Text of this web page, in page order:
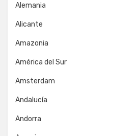
Alemania
Alicante
Amazonia
América del Sur
Amsterdam
Andalucía
Andorra